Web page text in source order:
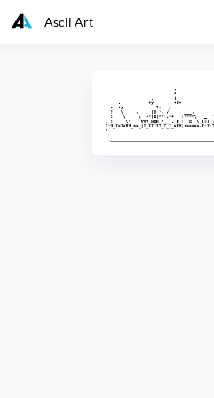
Ascii Art